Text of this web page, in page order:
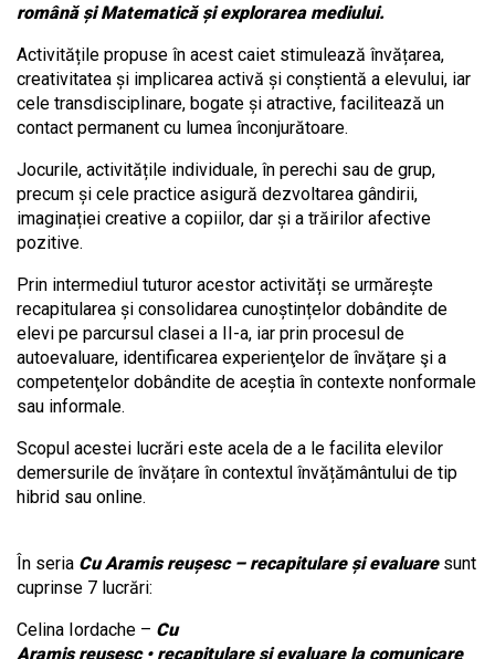
română și Matematică și explorarea mediului.
Activitățile propuse în acest caiet stimulează învățarea,
creativitatea și implicarea activă și conștientă a elevului, iar
cele transdisciplinare, bogate și atractive, facilitează un
contact permanent cu lumea înconjurătoare.
Jocurile, activitățile individuale, în perechi sau de grup,
precum și cele practice asigură dezvoltarea gândirii,
imaginației creative a copiilor, dar și a trăirilor afective
pozitive.
Prin intermediul tuturor acestor activități se urmărește
recapitularea și consolidarea cunoștințelor dobândite de
elevi pe parcursul clasei a II-a, iar prin procesul de
autoevaluare, identificarea experienţelor de învăţare şi a
competenţelor dobândite de aceștia în contexte nonformale
sau informale.
Scopul acestei lucrări este acela de a le facilita elevilor
demersurile de învățare în contextul învățământului de tip
hibrid sau online.
În seria Cu Aramis reușesc – recapitulare și evaluare sunt
cuprinse 7 lucrări:
Celina Iordache – Cu
Aramis reușesc • recapitulare și evaluare la comunicare